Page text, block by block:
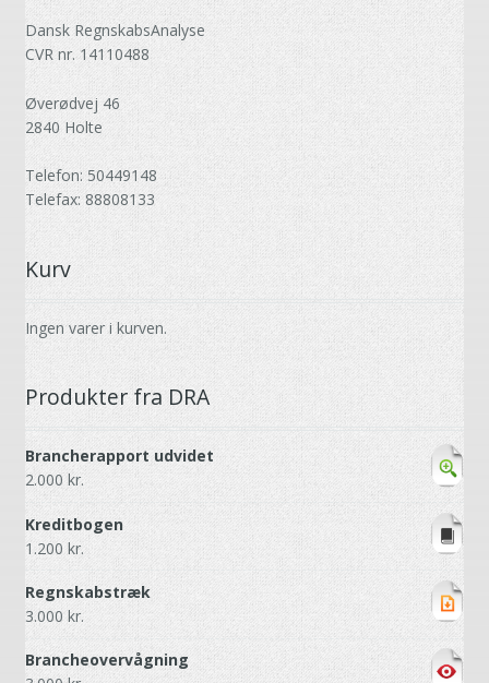
Dansk RegnskabsAnalyse
CVR nr. 14110488
Øverødvej 46
2840 Holte
Telefon: 50449148
Telefax: 88808133
Kurv
Ingen varer i kurven.
Produkter fra DRA
Brancherapport udvidet
2.000 kr.
Kreditbogen
1.200 kr.
Regnskabstræk
3.000 kr.
Brancheovervågning